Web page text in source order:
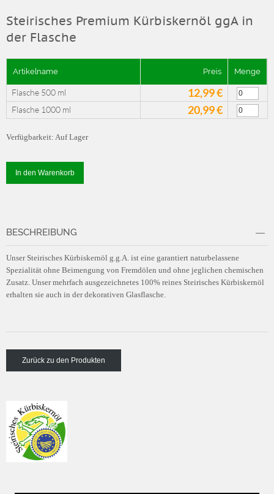
Steirisches Premium Kürbiskernöl ggA in
der Flasche
Artikelname Preis Menge
Flasche 500 ml 12,99 €
Flasche 1000 ml 20,99 €
Verfügbarkeit: Auf Lager
In den Warenkorb
BESCHREIBUNG
Unser Steirisches Kürbiskernöl g.g.A. ist eine garantiert naturbelassene
Spezialität ohne Beimengung von Fremdölen und ohne jeglichen chemischen
Zusatz. Unser mehrfach ausgezeichnetes 100% reines Steirisches Kürbiskernöl
erhalten sie auch in der dekorativen Glasflasche.
Zurück zu den Produkten